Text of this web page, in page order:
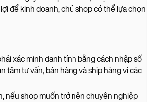
để kinh doanh, chủ shop có thể lựa chọn
xác minh danh tính bằng cách nhập số
tâm tư vấn, bán hàng và ship hàng vì các
nếu shop muốn trở nên chuyên nghiệp